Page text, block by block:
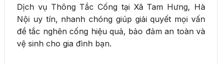
Dịch vụ Thông Tắc Cống tại Xã Tam Hưng, Hà
Nội uy tín, nhanh chóng giúp giải quyết mọi vấn
đề tắc nghẽn cống hiệu quả, bảo đảm an toàn và
vệ sinh cho gia đình bạn.